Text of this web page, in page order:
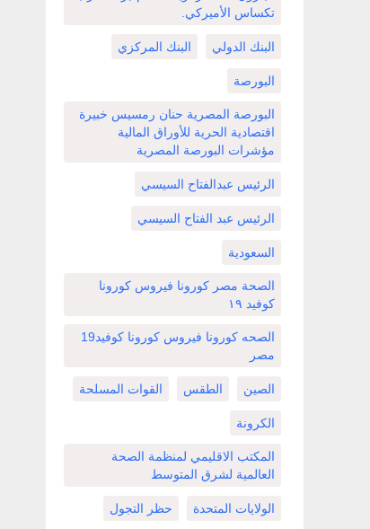
تكساس الأميركي.
البنك الدولي البنك المركزي
البورصة
البورصة المصرية حنان رمسيس خبيرة
اقتصادية الحرية للأوراق المالية
مؤشرات البورصة المصرية
الرئيس عبدالفتاح السيسي
الرئيس عبد الفتاح السيسي
السعودية
الصحة مصر كورونا فيروس كورونا
كوفيد ١٩
الصحه كورونا فيروس كورونا كوفيد19
مصر
الصين الطقس القوات المسلحة
الكرونة
المكتب الاقليمي لمنظمة الصحة
العالمية لشرق المتوسط
الولايات المتحدة حظر التجول